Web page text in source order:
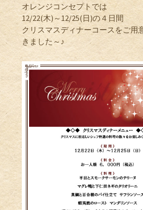
オレンジコンセプトでは
12/22(木)～12/25(日)の４日間
クリスマスディナーコースをご用
きました～♪